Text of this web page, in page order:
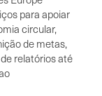
para apoiar
circular,
de metas,
relatórios até